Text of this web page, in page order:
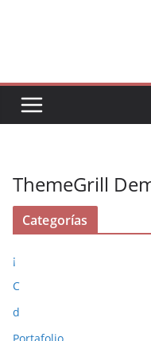
ThemeGrill
Categorías
¡
C
d